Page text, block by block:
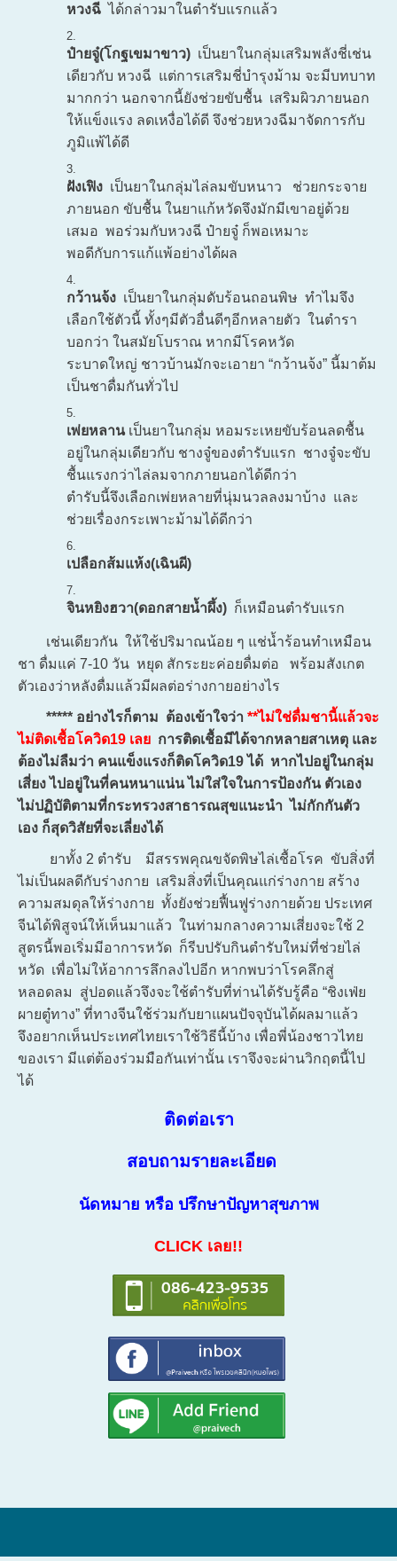
หวงฉี ได้กล่าวมาในตำรับแรกแล้ว
ป๋ายจู๋(โกฐเขมาขาว) เป็นยาในกลุ่มเสริมพลังชี่เช่น
เดียวกับ หวงฉี แต่การเสริมชี่บำรุงม้าม จะมีบทบาท
มากกว่า นอกจากนี้ยังช่วยขับชื้น เสริมผิวภายนอก
ให้แข็งแรง ลดเหงื่อได้ดี จึงช่วยหวงฉีมาจัดการกับ
ภูมิแพ้ได้ดี
ฝังเฟิง เป็นยาในกลุ่มไล่ลมขับหนาว ช่วยกระจาย
ภายนอก ขับชื้น ในยาแก้หวัดจึงมักมีเขาอยู่ด้วย
เสมอ พอร่วมกับหวงฉี ป๋ายจู๋ ก็พอเหมาะ
พอดีกับการแก้แพ้อย่างได้ผล
กว้านจ้ง เป็นยาในกลุ่มดับร้อนถอนพิษ ทำไมจึง
เลือกใช้ตัวนี้ ทั้งๆมีตัวอื่นดีๆอีกหลายตัว ในตำรา
บอกว่า ในสมัยโบราณ หากมีโรคหวัด
ระบาดใหญ่ ชาวบ้านมักจะเอายา “กว้านจ้ง” นี้มาต้ม
เป็นชาดื่มกันทั่วไป
เพ่ยหลานเป็นยาในกลุ่ม หอมระเหยขับร้อนลดชื้น
อยู่ในกลุ่มเดียวกับ ชางจู๋ของตำรับแรก ชางจู๋จะขับ
ชื้นแรงกว่าไล่ลมจากภายนอกได้ดีกว่า
ตำรับนี้จึงเลือกเพ่ยหลายที่นุ่มนวลลงมาบ้าง และ
ช่วยเรื่องกระเพาะม้ามได้ดีกว่า
เปลือกส้มแห้ง(เฉินผี)
จินหยิงฮวา(ดอกสายน้ำผึ้ง) ก็เหมือนตำรับแรก
เช่นเดียวกัน ให้ใช้ปริมาณน้อย ๆ แช่น้ำร้อนทำเหมือน
ชา ดื่มแค่ 7-10 วัน หยุด สักระยะค่อยดื่มต่อ พร้อมสังเกต
ตัวเองว่าหลังดื่มแล้วมีผลต่อร่างกายอย่างไร
***** อย่างไรก็ตาม ต้องเข้าใจว่า **ไม่ใช่ดื่มชานี้แล้วจะ
ไม่ติดเชื้อโควิด19 เลย การติดเชื้อมีได้จากหลายสาเหตุ และ
ต้องไม่ลืมว่า คนแข็งแรงก็ติดโควิด19 ได้ หากไปอยู่ในกลุ่ม
เสี่ยง ไปอยู่ในที่คนหนาแน่น ไม่ใส่ใจในการป้องกัน ตัวเอง
ไม่ปฏิบัติตามที่กระทรวงสาธารณสุขแนะนำ ไม่กักกันตัว
เอง ก็สุดวิสัยที่จะเลี่ยงได้
ยาทั้ง 2 ตำรับ มีสรรพคุณขจัดพิษไล่เชื้อโรค ขับสิ่งที่
ไม่เป็นผลดีกับร่างกาย เสริมสิ่งที่เป็นคุณแก่ร่างกาย สร้าง
ความสมดุลให้ร่างกาย ทั้งยังช่วยฟื้นฟูร่างกายด้วย ประเทศ
จีนได้พิสูจน์ให้เห็นมาแล้ว ในท่ามกลางความเสี่ยงจะใช้ 2
สูตรนี้พอเริ่มมีอาการหวัด ก็รีบปรับกินตำรับใหม่ที่ช่วยไล่
หวัด เพื่อไม่ให้อาการลึกลงไปอีก หากพบว่าโรคลึกสู่
หลอดลม สู่ปอดแล้วจึงจะใช้ตำรับที่ท่านได้รับรู้คือ “ชิงเฟ่ย
ผายตู๋ทาง” ที่ทางจีนใช้ร่วมกับยาแผนปัจจุบันได้ผลมาแล้ว
จึงอยากเห็นประเทศไทยเราใช้วิธีนี้บ้าง เพื่อพี่น้องชาวไทย
ของเรา มีแต่ต้องร่วมมือกันเท่านั้น เราจึงจะผ่านวิกฤตนี้ไป
ได้
ติดต่อเรา
สอบถามรายละเอียด
นัดหมาย หรือ ปรึกษาปัญหาสุขภาพ
CLICK เลย!!